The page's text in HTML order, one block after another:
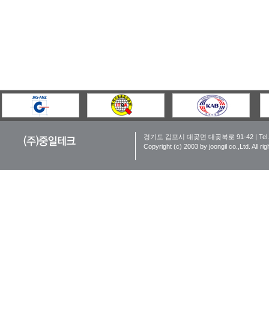
경기도 김포시 대곶면 대곶북로 91-42 |
Copyright (c) 2003 by joongil co.,Ltd. All